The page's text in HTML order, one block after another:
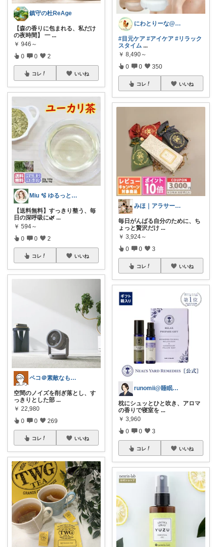
鎮守の杜ReAge
【森の香りに包まれる、私だけ
の夜時間】 一 ...
￥ 946～
0 0 2
コレ いいね
Miu 🫧 ゆるっと自分磨き。
【送料無料】すっきり整う、毎
日の深呼吸に🌿 ...
￥ 594～
0 0 2
コレ いいね
ペコ＠素敵なものを紹介しています
空間のノイズを削ぎ落とし、す
っきりとした部 ...
￥ 22,980
0 0 269
コレ いいね
にわとりーな@皆様に感謝
#目元ケア #アイケア #リラック
スタイム ...
￥ 8,490～
0 0 350
コレ いいね
みほ｜アラサー主婦｜共働き｜2児育児中
毎日がんばる自分のために、ち
ょっと贅沢だけ ...
￥ 3,924～
0 0 3
コレ いいね
runomii@睡眠ラボ
枕にシュッとひと吹き、アロマ
の香りで寝室を ...
￥ 3,960
0 0 3
コレ いいね